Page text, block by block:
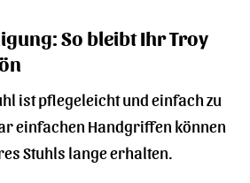
So bleibt Ihr Troy
ist pflegeleicht und einfach zu
einfachen Handgriffen können
Stuhls lange erhalten.